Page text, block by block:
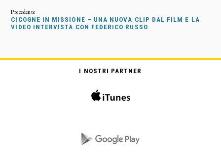
CICOGNE IN MISSIONE – UNA NUOVA CLIP DAL FILM E LA
VIDEO INTERVISTA CON FEDERICO RUSSO
I NOSTRI PARTNER